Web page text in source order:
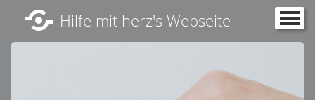
Hilfe mit herz's Webseite
Startseite